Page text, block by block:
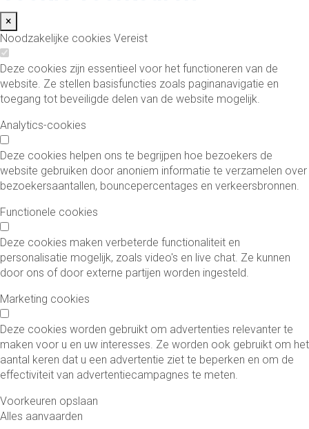
×
Noodzakelijke cookies Vereist
Deze cookies zijn essentieel voor het functioneren van de
website. Ze stellen basisfuncties zoals paginanavigatie en
toegang tot beveiligde delen van de website mogelijk.
Analytics-cookies
Deze cookies helpen ons te begrijpen hoe bezoekers de
website gebruiken door anoniem informatie te verzamelen over
bezoekersaantallen, bouncepercentages en verkeersbronnen.
Functionele cookies
Deze cookies maken verbeterde functionaliteit en
personalisatie mogelijk, zoals video's en live chat. Ze kunnen
door ons of door externe partijen worden ingesteld.
Marketing cookies
Deze cookies worden gebruikt om advertenties relevanter te
maken voor u en uw interesses. Ze worden ook gebruikt om het
aantal keren dat u een advertentie ziet te beperken en om de
effectiviteit van advertentiecampagnes te meten.
Voorkeuren opslaan
Alles aanvaarden